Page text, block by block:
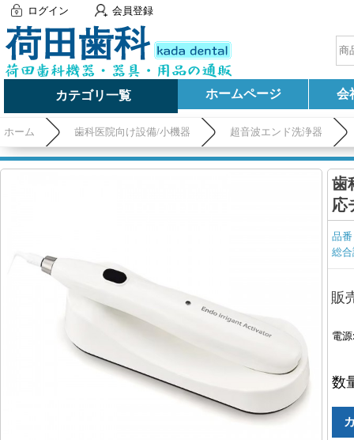
ログイン 会員登録
カテゴリ一覧 ホームページ 会
ホーム 歯科医院向け設備/小機器 超音波エンド洗浄器
歯
応
品
総
販
電源:
数